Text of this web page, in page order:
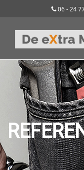
06 - 24